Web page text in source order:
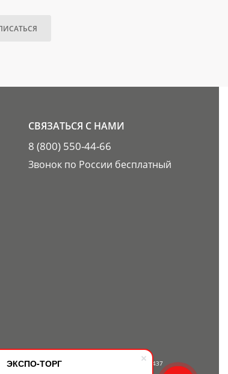
ЭКСПО-ТОРГ
СВЯЗАТЬСЯ С НАМИ
8 (800) 550-44-66
Звонок по России бесплатный
офертой, определяемой положениями Статьи 437